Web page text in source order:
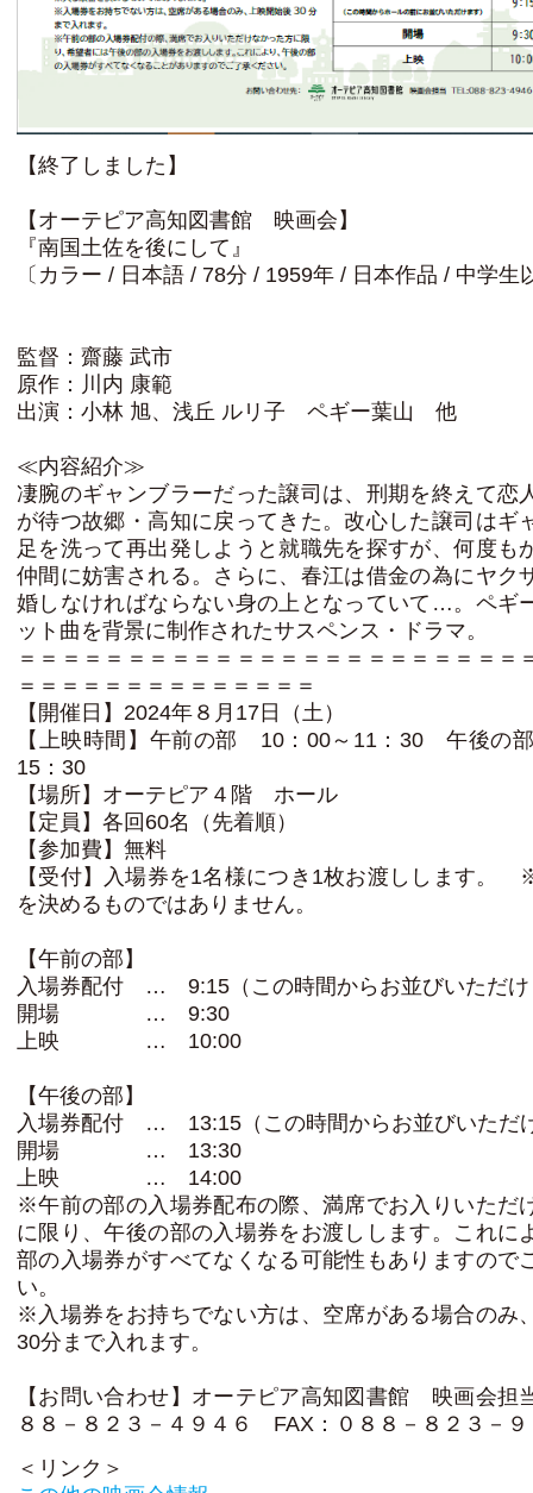
【終了しました】
【オーテピア高知図書館 映画会】
『南国土佐を後にして』
〔カラー / 日本語 / 78分 / 1959年 / 日本作品 / 中学生
監督：齋藤 武市
原作：川内 康範
出演：小林 旭、浅丘 ルリ子 ペギー葉山 他
≪内容紹介≫
凄腕のギャンブラーだった譲司は、刑期を終えて恋
が待つ故郷・高知に戻ってきた。改心した譲司はギ
足を洗って再出発しようと就職先を探すが、何度も
仲間に妨害される。さらに、春江は借金の為にヤク
婚しなければならない身の上となっていて…。ペギ
ット曲を背景に制作されたサスペンス・ドラマ。
＝＝＝＝＝＝＝＝＝＝＝＝＝＝＝＝＝＝＝＝＝＝＝
＝＝＝＝＝＝＝＝＝＝＝＝＝＝
【開催日】2024年８月17日（土）
【上映時間】午前の部 10：00～11：30 午後の
15：30
【場所】オーテピア４階 ホール
【定員】各回60名（先着順）
【参加費】無料
【受付】入場券を1名様につき1枚お渡しします。
を決めるものではありません。
【午前の部】
入場券配付 … 9:15（この時間からお並びいただけ
開場 … 9:30
上映 … 10:00
【午後の部】
入場券配付 … 13:15（この時間からお並びいただ
開場 … 13:30
上映 … 14:00
※午前の部の入場券配布の際、満席でお入りいただ
に限り、午後の部の入場券をお渡しします。これに
部の入場券がすべてなくなる可能性もありますので
い。
※入場券をお持ちでない方は、空席がある場合のみ
30分まで入れます。
【お問い合わせ】オーテピア高知図書館 映画会
８８－８２３－４９４６ FAX：０８８－８２３－９
＜リンク＞